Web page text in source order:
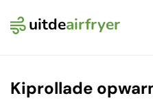
uitdeairfryerLogo
Kiprollade